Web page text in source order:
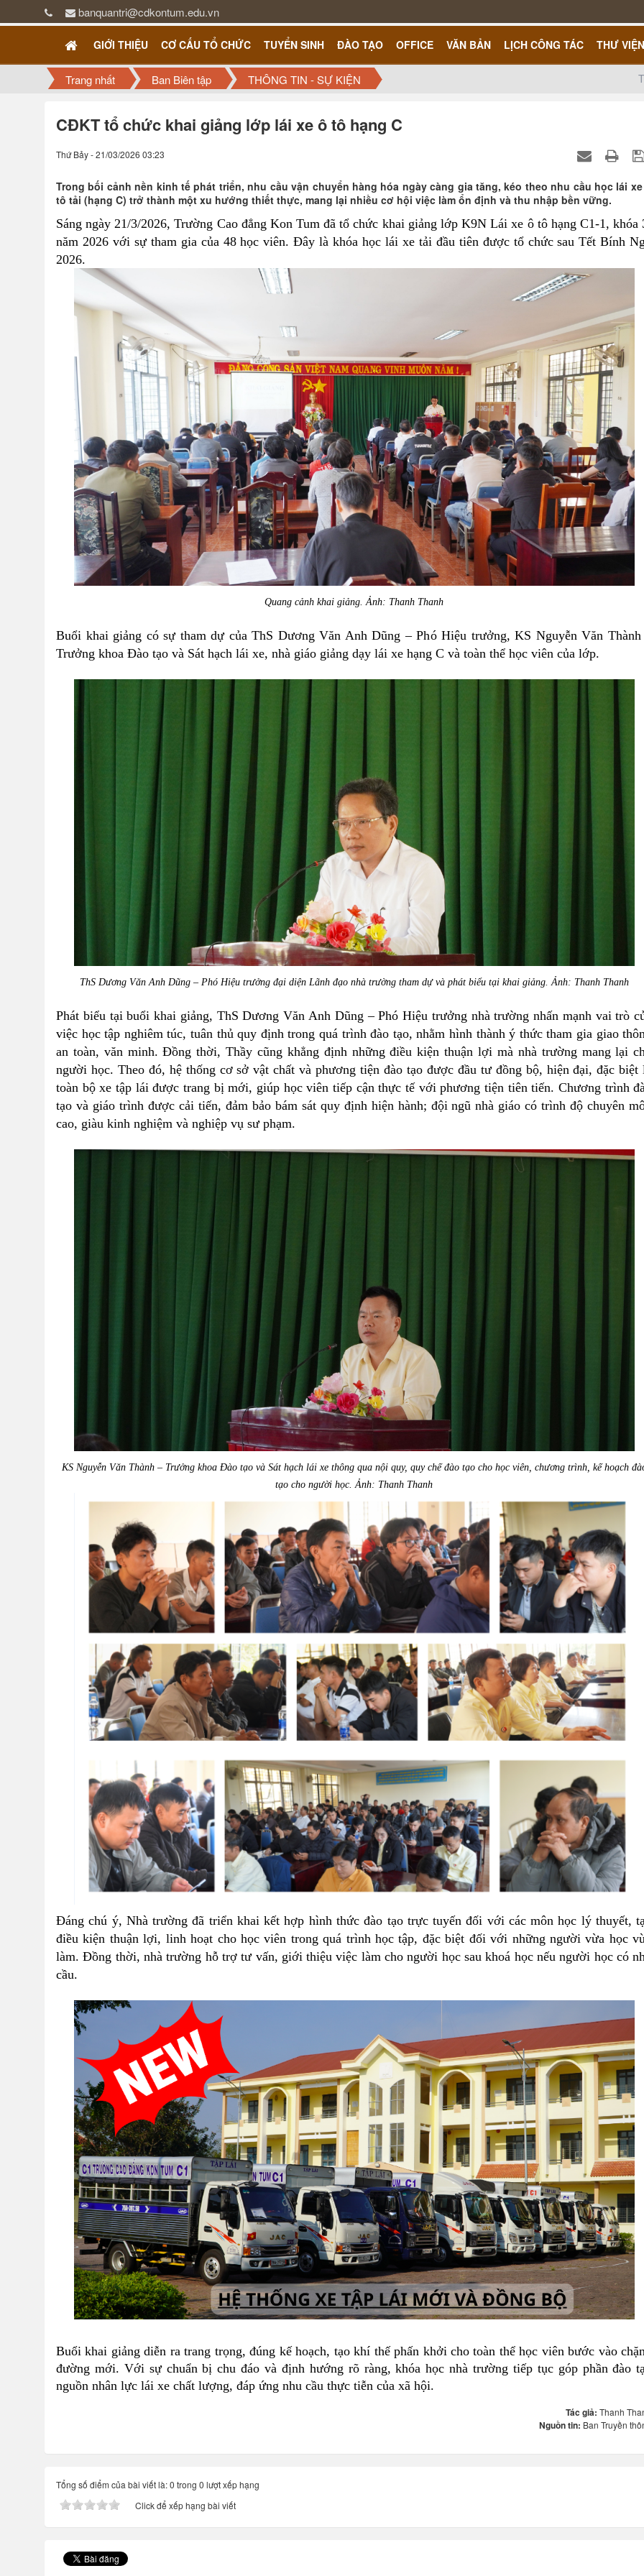
banquantri@cdkontum.edu.vn
GIỚI THIỆU CƠ CẤU TỔ CHỨC TUYỂN SINH ĐÀO TẠO OFFICE VĂN BẢN LỊCH CÔNG TÁC THƯ VIỆN
Trang nhất Ban Biên tập THÔNG TIN - SỰ KIỆN
CĐKT tổ chức khai giảng lớp lái xe ô tô hạng C
Thứ Bảy - 21/03/2026 03:23
Trong bối cảnh nền kinh tế phát triển, nhu cầu vận chuyển hàng hóa ngày càng gia tăng, kéo theo nhu cầu học lái
tô tải (hạng C) trở thành một xu hướng thiết thực, mang lại nhiều cơ hội việc làm ổn định và thu nhập bền vững.
Sáng ngày 21/3/2026, Trường Cao đẳng Kon Tum đã tổ chức khai giảng lớp K9N Lái xe ô tô hạng C1-1, khóa
năm 2026với sự tham gia của 48 học viên. Đây là khóa học lái xe tải đầu tiên được tổ chức sau Tết Bính
2026.
Quang cảnh khai giảng. Ảnh: Thanh Thanh
Buổi khai giảng có sự tham dự của ThS Dương Văn Anh Dũng – Phó Hiệu trưởng, KS Nguyễn Văn
Trưởng khoa Đào tạo và Sát hạch lái xe, nhà giáo giảng dạy lái xe hạng C và toàn thể học viên của lớp.
ThS Dương Văn Anh Dũng – Phó Hiệu trưởng đại diện Lãnh đạo nhà trường tham dự và phát biểu tại khai giảng. Ảnh: Thanh Thanh
Phát biểu tại buổi khai giảng, ThS Dương Văn Anh Dũng – Phó Hiệu trưởng nhà trường nhấn mạnh vai trò
việc học tập nghiêm túc, tuân thủ quy định trong quá trình đào tạo, nhằm hình thành ý thức tham gia giao
an toàn, văn minh. Đồng thời, Thầy cũng khẳng định những điều kiện thuận lợi mà nhà trường mang lại
người học. Theo đó, hệ thống cơ sở vật chất và phương tiện đào tạo được đầu tư đồng bộ, hiện đại, đặc biệt
toàn bộ xe tập lái được trang bị mới, giúp học viên tiếp cận thực tế với phương tiện tiên tiến. Chương trình
tạo và giáo trình được cải tiến, đảm bảo bám sát quy định hiện hành; đội ngũ nhà giáo có trình độ chuyên
cao, giàu kinh nghiệm và nghiệp vụ sư phạm.
KS Nguyễn Văn Thành – Trưởng khoa Đào tạo và Sát hạch lái xe thông qua nội quy, quy chế đào tạo cho học viên, chương trình, kế hoạch
tạo cho người học. Ảnh: Thanh Thanh
Đáng chú ý, Nhà trường đã triển khai kết hợp hình thức đào tạo trực tuyến đối với các môn học lý thuyết,
điều kiện thuận lợi, linh hoạt cho học viên trong quá trình học tập, đặc biệt đối với những người vừa học
làm. Đồng thời, nhà trường hỗ trợ tư vấn, giới thiệu việc làm cho người học sau khoá học nếu người học có
cầu.
Buổi khai giảng diễn ra trang trọng, đúng kế hoạch, tạo khí thế phấn khởi cho toàn thể học viên bước vào
đường mới. Với sự chuẩn bị chu đáo và định hướng rõ ràng, khóa học nhà trường tiếp tục góp phần đào
nguồn nhân lực lái xe chất lượng, đáp ứng nhu cầu thực tiễn của xã hội.
Tác giả:Thanh
Nguồn tin: Ban Truyền
Tổng số điểm của bài viết là: 0 trong 0 lượt xếp hạng
Click để xếp hạng bài viết